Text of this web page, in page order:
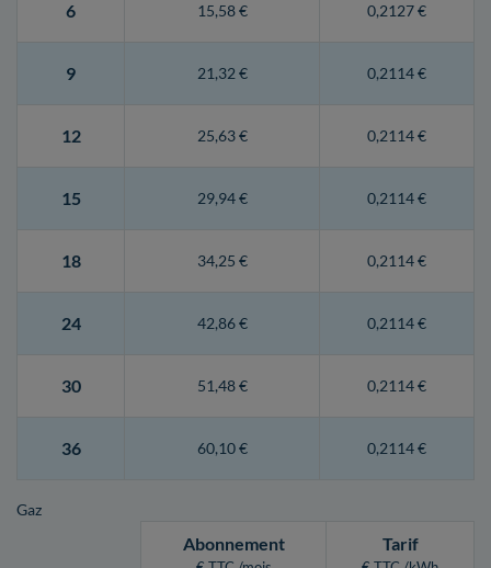
6 15,58 € 0,2127 €
9 21,32 € 0,2114 €
12 25,63 € 0,2114 €
15 29,94 € 0,2114 €
18 34,25 € 0,2114 €
24 42,86 € 0,2114 €
30 51,48 € 0,2114 €
36 60,10 € 0,2114 €
Gaz
Abonnement Tarif